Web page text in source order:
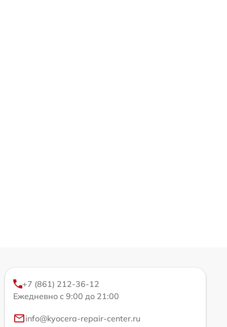
+7 (861) 212-36-12
Ежедневно с 9:00 до 21:00
info@kyocera-repair-center.ru